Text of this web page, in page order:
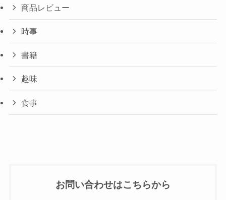
商品レビュー
時事
書籍
趣味
食事
お問い合わせはこちらから